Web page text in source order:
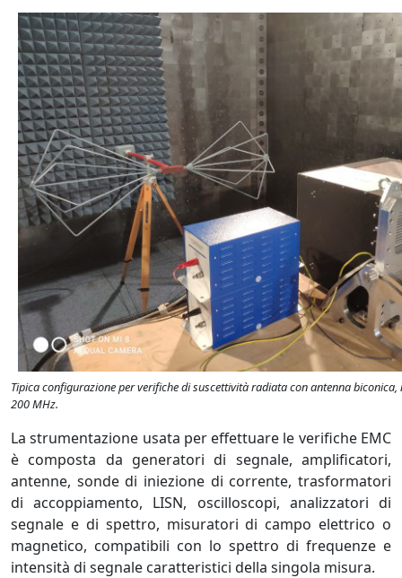
Tipica configurazione per verifiche di suscettività radiata con antenna biconica,
200 MHz.
La strumentazione usata per effettuare le verifiche EMC
è composta da generatori di segnale, amplificatori,
antenne, sonde di iniezione di corrente, trasformatori
di accoppiamento, LISN, oscilloscopi, analizzatori di
segnale e di spettro, misuratori di campo elettrico o
magnetico, compatibili con lo spettro di frequenze e
intensità di segnale caratteristici della singola misura.